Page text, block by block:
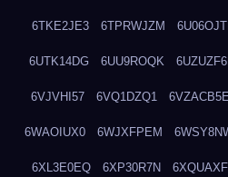
6TKE2JE3 6TPRWJZM
6UTK14DG 6UU9ROQK
6VJVHI57 6VQ1DZQ1 6VZACB5E
6WAOIUX0 6WJXFPEM
6XL3E0EQ 6XP30R7N